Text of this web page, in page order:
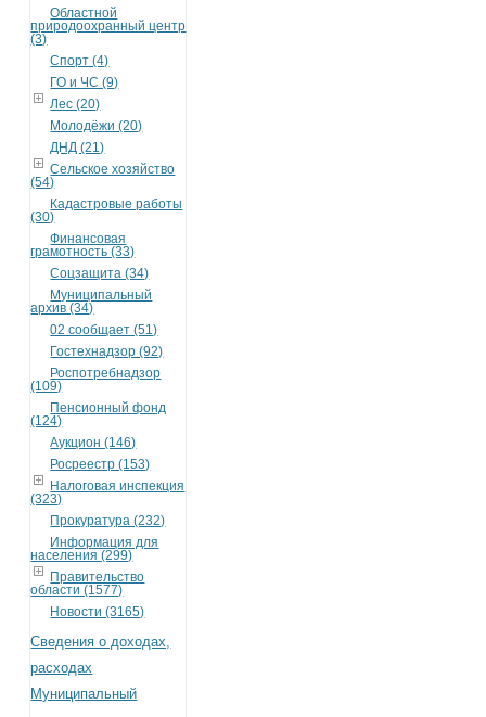
Областной
природоохранный центр
(3)
Спорт (4)
ГО и ЧС (9)
Лес (20)
Молодёжи (20)
ДНД (21)
Сельское хозяйство
(54)
Кадастровые работы
(30)
Финансовая
грамотность (33)
Соцзащита (34)
Муниципальный
архив (34)
02 сообщает (51)
Гостехнадзор (92)
Роспотребнадзор
(109)
Пенсионный фонд
(124)
Аукцион (146)
Росреестр (153)
Налоговая инспекция
(323)
Прокуратура (232)
Информация для
населения (299)
Правительство
области (1577)
Новости (3165)
Сведения о доходах,
расходах
Муниципальный